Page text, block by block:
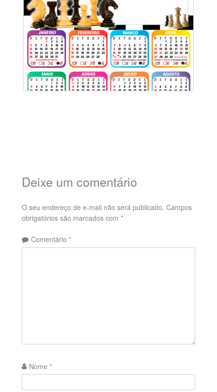
Deixe um comentário
O seu endereço de e-mail não será publicado. Campos
obrigatórios são marcados com *
Comentário *
Nome *